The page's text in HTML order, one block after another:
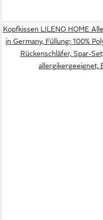
Kopfkissen LILENO HOME
in Germany, Füllung: 100%
Rückenschläfer, Spar-
allergikergeeignet,